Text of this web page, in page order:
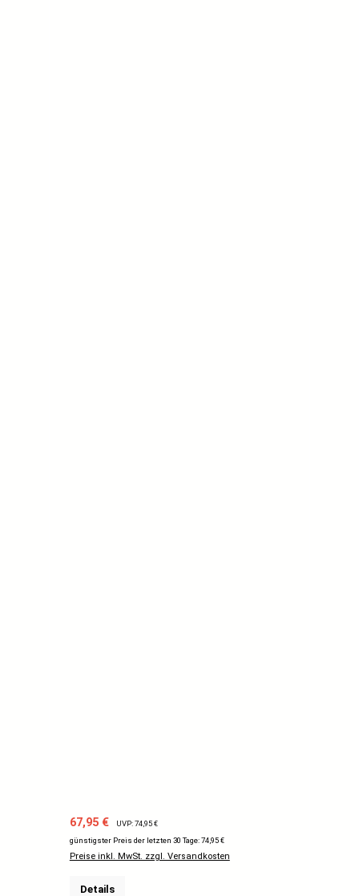
Verkaufspreis:
67,95 € Regulärer Preis:
UVP: 74,95 €
günstigster Preis der letzten 30 Tage: 74,95 €
Preise inkl. MwSt. zzgl. Versandkosten
Details